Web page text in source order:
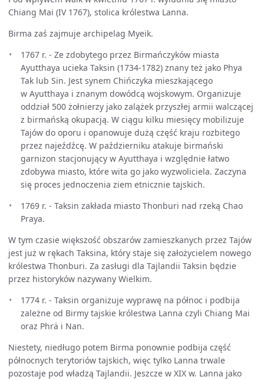
Chiang Mai (IV 1767), stolica królestwa Lanna.
Birma zaś zajmuje archipelag Myeik.
1767 r. - Ze zdobytego przez Birmańczyków miasta
Ayutthaya ucieka Taksin (1734-1782) znany też jako Phya
Tak lub Sin. Jest synem Chińczyka mieszkającego
w Ayutthaya i znanym dowódcą wojskowym. Organizuje
oddział 500 żołnierzy jako zalążek przyszłej armii walczącej
z birmańską okupacją. W ciągu kilku miesięcy mobilizuje
Tajów do oporu i opanowuje dużą część kraju rozbitego
przez najeźdźcę. W październiku atakuje birmański
garnizon stacjonujący w Ayutthaya i względnie łatwo
zdobywa miasto, które wita go jako wyzwoliciela. Zaczyna
się proces jednoczenia ziem etnicznie tajskich.
1769 r. - Taksin zakłada miasto Thonburi nad rzeką Chao
Praya.
W tym czasie większość obszarów zamieszkanych przez Tajów
jest już w rękach Taksina, który staje się założycielem nowego
królestwa Thonburi. Za zasługi dla Tajlandii Taksin będzie
przez historyków nazywany Wielkim.
1774 r. - Taksin organizuje wyprawę na północ i podbija
zależne od Birmy tajskie królestwa Lanna czyli Chiang Mai
oraz Phrä i Nan.
Niestety, niedługo potem Birma ponownie podbija część
północnych terytoriów tajskich, więc tylko Lanna trwale
pozostaje pod władzą Tajlandii. Jeszcze w XIX w. Lanna jako